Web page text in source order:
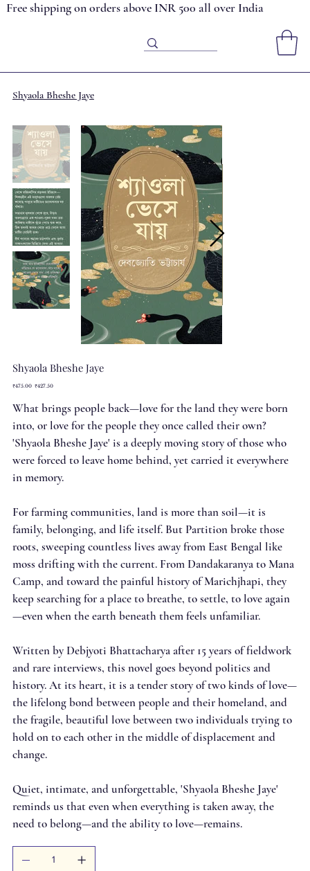
Free shipping on orders above INR 500 all over India
Shyaola Bheshe Jaye
Shyaola Bheshe Jaye
Original
₹475.00 Sale
₹427.50
What brings people back—love for the land they were born
into, or love for the people they once called their own?
'Shyaola Bheshe Jaye' is a deeply moving story of those who
were forced to leave home behind, yet carried it everywhere
in memory.
For farming communities, land is more than soil—it is
family, belonging, and life itself. But Partition broke those
roots, sweeping countless lives away from East Bengal like
moss drifting with the current. From Dandakaranya to Mana
Camp, and toward the painful history of Marichjhapi, they
keep searching for a place to breathe, to settle, to love again
—even when the earth beneath them feels unfamiliar.
Written by Debjyoti Bhattacharya after 15 years of fieldwork
and rare interviews, this novel goes beyond politics and
history. At its heart, it is a tender story of two kinds of love—
the lifelong bond between people and their homeland, and
the fragile, beautiful love between two individuals trying to
hold on to each other in the middle of displacement and
change.
Quiet, intimate, and unforgettable, 'Shyaola Bheshe Jaye'
reminds us that even when everything is taken away, the
need to belong—and the ability to love—remains.